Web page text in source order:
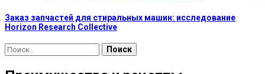
Заказ запчастей для стиральных машин: исследование
Horizon Research Collective
Найти: